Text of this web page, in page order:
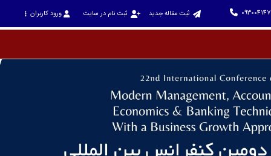
ثبت مقاله جدید ثبت نام در سایت ورود کاربران